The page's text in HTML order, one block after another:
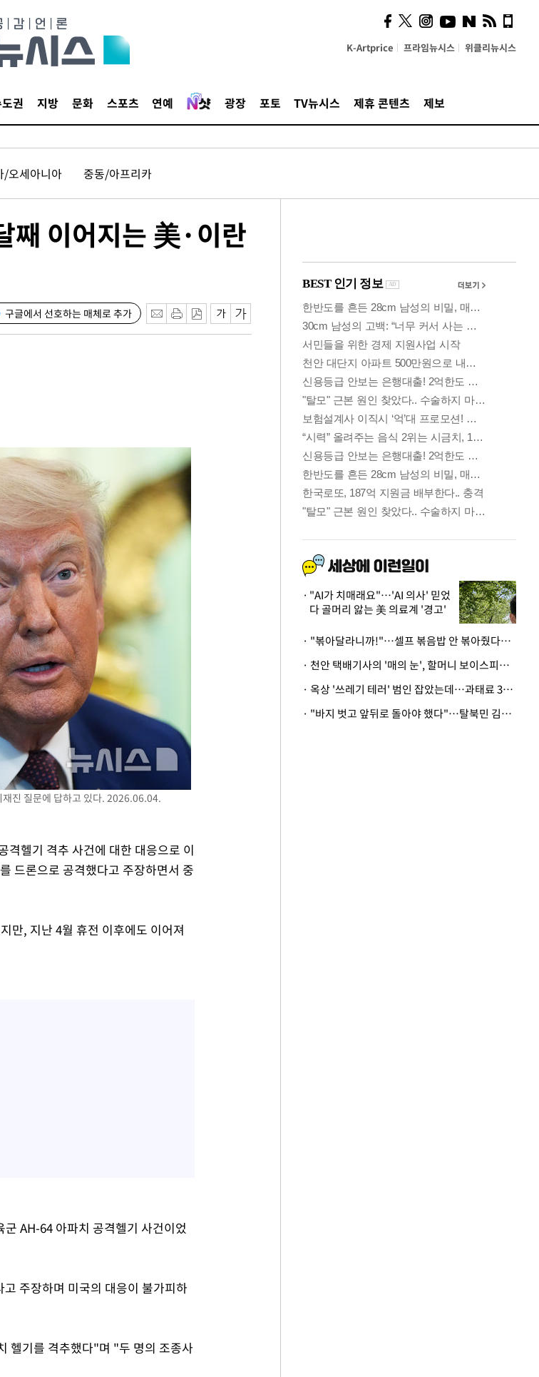
K-Artprice 프라임뉴시스 위클리뉴시스
권 지방 문화 스포츠 연예 광장 포토 TV뉴시스 제휴 콘텐츠 제보
/오세아니아 중동/아프리카
이어지는 美·이란
구글에서 선호하는 매체로 추가
진 질문에 답하고 있다. 2026.06.04.
격헬기 격추 사건에 대한 대응으로 이
드론으로 공격했다고 주장하면서 중
만, 지난 4월 휴전 이후에도 이어져
AH-64 아파치 공격헬기 사건이었
주장하며 미국의 대응이 불가피하
헬기를 격추했다"며 "두 명의 조종사
시, 스마트폰 액세서리에
NFC 더했다
"AI가 치매래요"…'AI 의사' 믿었
다 골머리 앓는 美 의료계 '경고'
· "볶아달라니까!"…셀프 볶음밥 안 볶아줬다고 사장 폭행한 손님
· 천안 택배기사의 '매의 눈', 할머니 보이스피싱 피해 막아
· 옥상 '쓰레기 테러' 범인 잡았는데…과태료 3만원 처분에 숙박업주 허탈
· "바지 벗고 앞뒤로 돌아야 했다"…탈북민 김서아, 기쁨조 검사 수치심 회상